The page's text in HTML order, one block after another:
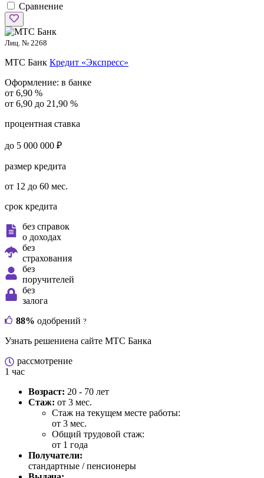
Сравнение
Лиц. № 2268
МТС Банк Кредит «Экспресс»
Оформление: в банке
от 6,90 %
от 6,90 до 21,90 %
процентная ставка
до 5 000 000 ₽
размер кредита
от 12 до 60 мес.
срок кредита
без справок
о доходах
без
страхования
без
поручителей
без
залога
88% одобрений ?
Узнать решениена сайте МТС Банка
рассмотрение
1 час
Возраст: 20 - 70 лет
Стаж: от 3 мес.
Стаж на текущем месте работы:
от 3 мес.
Общий трудовой стаж:
от 1 года
Получатели:
стандартные / пенсионеры